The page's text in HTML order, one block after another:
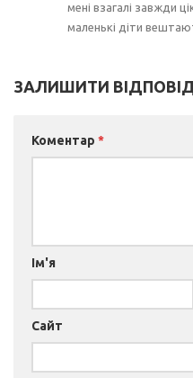
мені взагалі завжди
маленькі діти
ЗАЛИШИТИ
Коментар *
Ім'я
Сайт